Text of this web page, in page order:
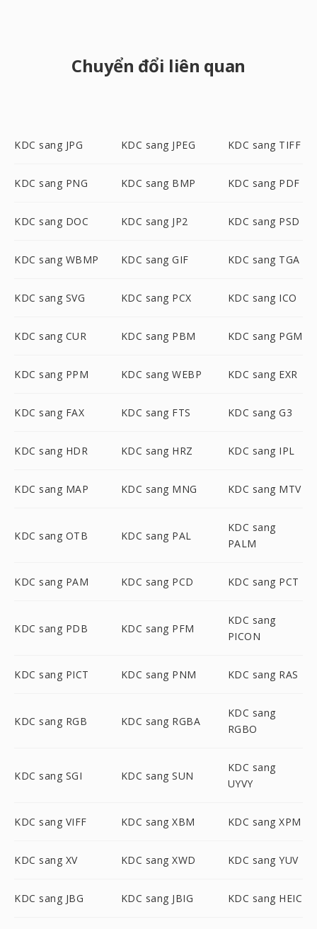
Chuyển đổi liên quan
KDC sang JPG KDC sang JPEG KDC sang TIFF
KDC sang PNG KDC sang BMP KDC sang PDF
KDC sang DOC KDC sang JP2 KDC sang PSD
KDC sang WBMP KDC sang GIF KDC sang TGA
KDC sang SVG KDC sang PCX KDC sang ICO
KDC sang CUR KDC sang PBM KDC sang PGM
KDC sang PPM KDC sang WEBP KDC sang EXR
KDC sang FAX KDC sang FTS KDC sang G3
KDC sang HDR KDC sang HRZ KDC sang IPL
KDC sang MAP KDC sang MNG KDC sang MTV
KDC sang OTB KDC sang PAL
KDC sang
PALM
KDC sang PAM KDC sang PCD KDC sang PCT
KDC sang PDB KDC sang PFM
KDC sang
PICON
KDC sang PICT KDC sang PNM KDC sang RAS
KDC sang RGB KDC sang RGBA
KDC sang
RGBO
KDC sang SGI KDC sang SUN
KDC sang
UYVY
KDC sang VIFF KDC sang XBM KDC sang XPM
KDC sang XV KDC sang XWD KDC sang YUV
KDC sang JBG KDC sang JBIG KDC sang HEIC